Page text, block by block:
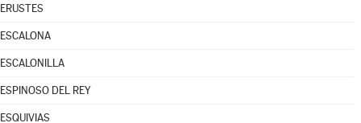
ERUSTES
ESCALONA
ESCALONILLA
ESPINOSO DEL REY
ESQUIVIAS